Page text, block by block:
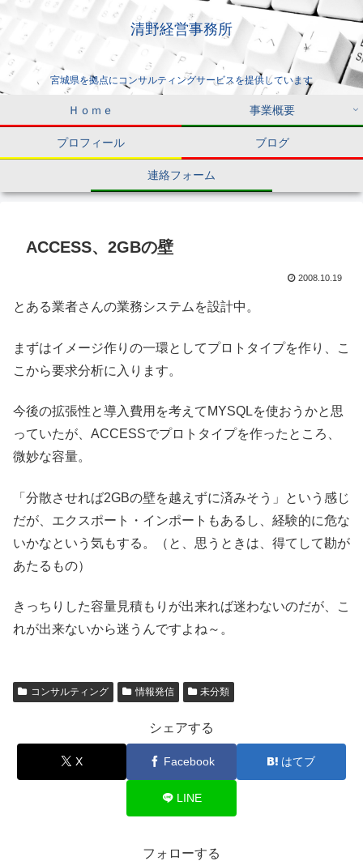
清野経営事務所
宮城県を拠点にコンサルティングサービスを提供しています
Ｈｏｍｅ 事業概要
プロフィール ブログ
連絡フォーム
ACCESS、2GBの壁
2008.10.19
とある業者さんの業務システムを設計中。
まずはイメージ作りの一環としてプロトタイプを作り、こ
こから要求分析に入ります。
今後の拡張性と導入費用を考えてMYSQLを使おうかと思
っていたが、ACCESSでプロトタイプを作ったところ、
微妙な容量。
「分散させれば2GBの壁を越えずに済みそう」という感じ
だが、エクスポート・インポートもあるし、経験的に危な
いかなという気もする。（と、思うときは、得てして勘が
あたるもの）
きっちりした容量見積もりが出来れば迷わないのだが、こ
れが出来ないから迷うんですよね～。
コンサルティング 情報発信 未分類
シェアする
X Facebook はてブ
LINE
フォローする